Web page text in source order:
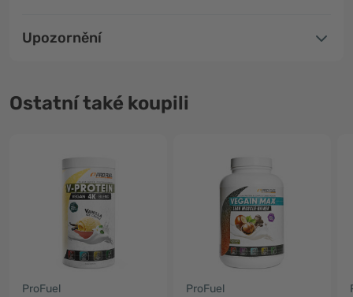
Upozornění
Ostatní také koupili
ProFuel ProFuel